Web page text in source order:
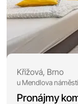
Křížová, Brno
u Mendlova náměstí
Pronájmy